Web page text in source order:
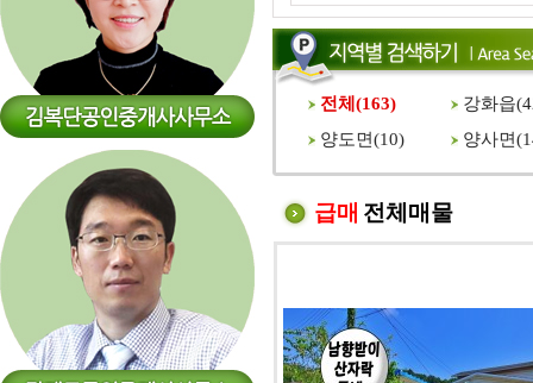
전체(163) 강화읍(
양도면(10) 양사면(
급매 전체매물